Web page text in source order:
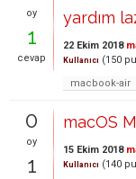
oy
1
cevap
yardım
22 Ekim 2018
Kullanıcı (150
macbook-air
0
oy
1
macOS
15 Ekim 2018
Kullanıcı (140